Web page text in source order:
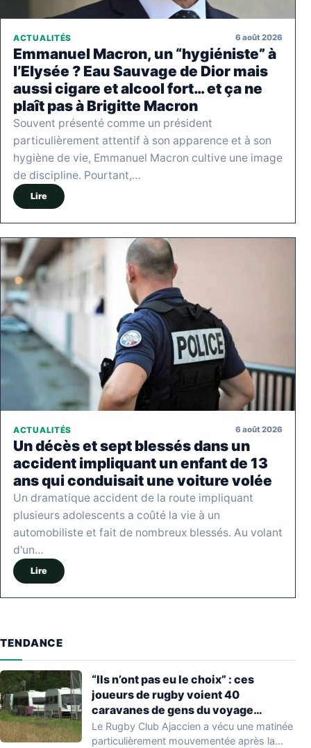
ACTUALITÉS 6 août 2026
Emmanuel Macron, un “hygiéniste” à
l’Elysée ? Eau Sauvage de Dior mais
aussi cigare et alcool fort… et ça ne
plaît pas à Brigitte Macron
Souvent présenté comme un président
particulièrement attentif à son apparence et à son
hygiène de vie, Emmanuel Macron cultive une image
de discipline. Pourtant,…
Lire
ACTUALITÉS 6 août 2026
Un décès et sept blessés dans un
accident impliquant un enfant de 13
ans qui conduisait une voiture volée
Un dramatique accident de la route impliquant
plusieurs adolescents a coûté la vie à un
automobiliste et fait de nombreux blessés. Au volant
d'un…
Lire
TENDANCE
“Ils n’ont pas eu le choix” : ces
joueurs de rugby voient 40
caravanes de gens du voyage
s’installer dans leur stade, ils les
délogent en moins d’1 heure
Le Rugby Club Ajaccien a vécu une matinée
particulièrement mouvementée après la